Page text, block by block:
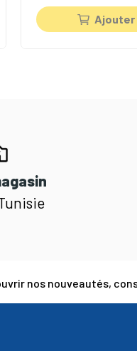
Ajouter
nos nouveautés,